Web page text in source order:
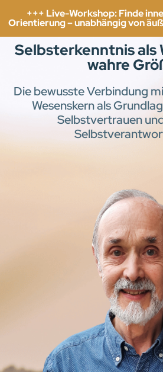
+++ Live-Workshop: Finde
Orientierung – unabhängig von
Selbsterkenntnis als
wahre
Die bewusste Verbindung
Wesenskern als
Selbstvertrauen